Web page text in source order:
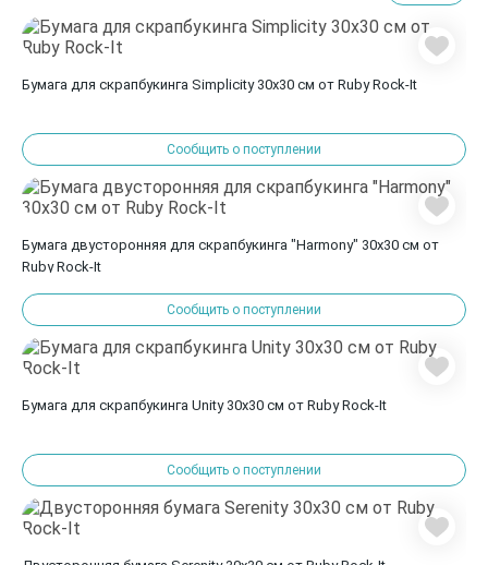
Бумага для скрапбукинга Simplicity 30х30 см от Ruby Rock-It
Сообщить о поступлении
Бумага двусторонняя для скрапбукинга "Harmony" 30х30 см от
Ruby Rock-It
Сообщить о поступлении
Бумага для скрапбукинга Unity 30х30 см от Ruby Rock-It
Сообщить о поступлении